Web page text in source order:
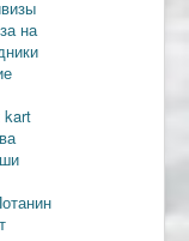
на
kart